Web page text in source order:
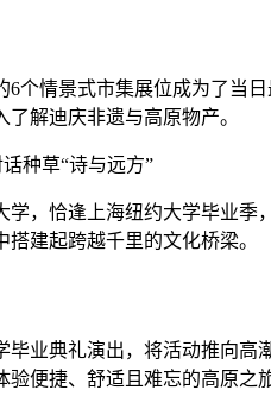
情景式市集展位成为了当日
解迪庆非遗与高原物产。
种草“诗与远方”
恰逢上海纽约大学毕业季
建起跨越千里的文化桥梁。
典礼演出，将活动推向高
便捷、舒适且难忘的高原之